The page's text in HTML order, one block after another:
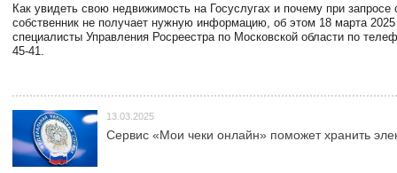
Как увидеть свою недвижимость на Госуслугах и почему при запросе
собственник не получает нужную информацию, об этом 18 марта 2025
специалисты Управления Росреестра по Московской области по
45-41.
13.03.2025
Сервис «Мои чеки онлайн» поможет хранить